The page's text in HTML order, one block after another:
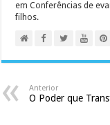
em Conferências de
filhos.
Anterior
O Poder que